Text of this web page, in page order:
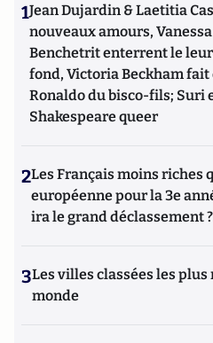
1Jean Dujardin & Laetitia
nouveaux amours,
Benchetrit enterrent le
fond, Victoria Beckham
Ronaldo du bisco-fils; Suri
Shakespeare queer
2Les Français moins riches
européenne pour la 3e
ira le grand déclassement ?
3Les villes classées les
monde